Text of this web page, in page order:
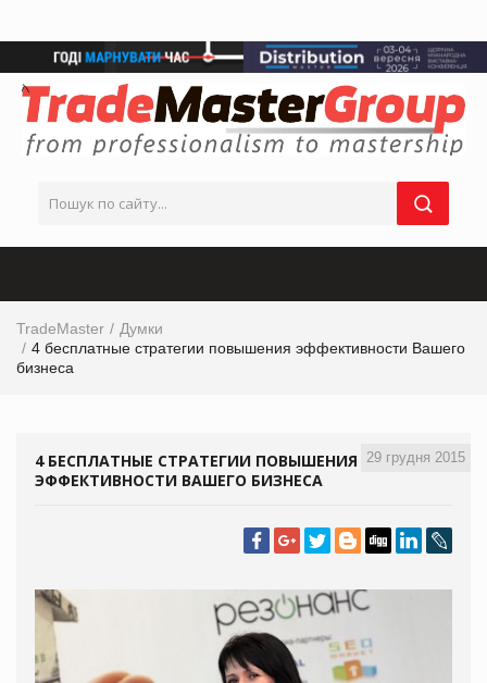
TradeMaster
Думки
4 бесплатные стратегии повышения эффективности Вашего
бизнеса
29 грудня 2015
4 БЕСПЛАТНЫЕ СТРАТЕГИИ ПОВЫШЕНИЯ
ЭФФЕКТИВНОСТИ ВАШЕГО БИЗНЕСА